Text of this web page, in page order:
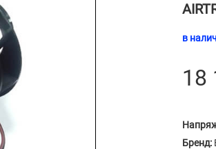
в
18
Бренд: